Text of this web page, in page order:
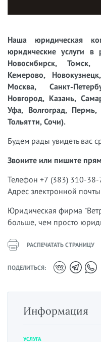
Наша юридическая
юридические услуги в
Новосибирск, Томск,
Кемерово,
Москва, Санкт-
Новгород, Казань,
Уфа, Волгоград,
Тольятти, Сочи).
Будем рады увидеть вас
Звоните или пишите
Телефон +7 (383) 310-38-
Адрес электронной почты
Юридическая фирма
больше, чем просто
РАСПЕЧАТАТЬ СТРАНИЦУ
ПОДЕЛИТЬСЯ:
Информация
УСЛУГА